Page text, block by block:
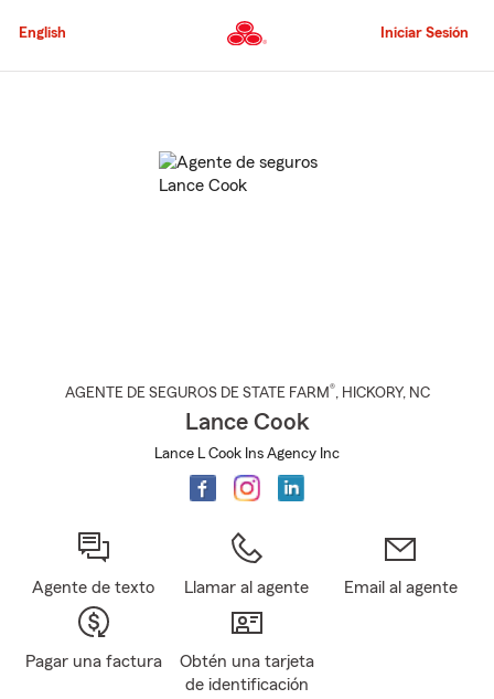
al
principal
English Iniciar Sesión
AGENTE DE SEGUROS DE STATE FARM®, HICKORY, NC
Lance Cook
Lance L Cook Ins Agency Inc
Agente de texto Llamar al agente Email al agente
Pagar una factura
Obtén una tarjeta
de identificación